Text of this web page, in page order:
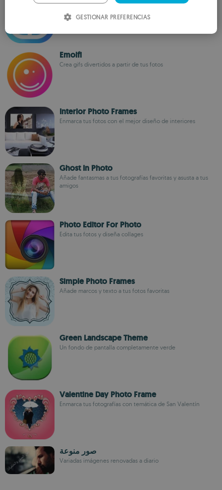
Emolfi
Crea gifs divertidos a partir de tus fotos
Interior Photo Frames
Enmarca tus fotos con el mejor diseño de interiores
Ghost In Photo
Añade fantasmas a tus fotografías favoritas y asusta a tus
amigos
Photo Editor For Photo
Edita tus fotos y diseña collages
Simple Photo Frames
Añade marcos y texto a tus fotos favoritas
Green Landscape Theme
Un fondo de pantalla completamente verde
Valentine Day Photo Frame
Enmarca tus fotografías con temática de San Valentín
صور منوعة
Variadas imágenes renovadas a diario
GESTIONAR PREFERENCIAS